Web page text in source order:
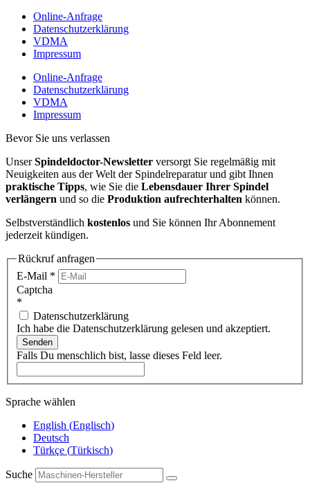
Online-Anfrage
Datenschutzerklärung
VDMA
Impressum
Online-Anfrage
Datenschutzerklärung
VDMA
Impressum
Bevor Sie uns verlassen
UnserSpindeldoctor-Newsletter versorgt Sie regelmäßig mit
Neuigkeiten aus der Welt der Spindelreparatur und gibt Ihnen
praktische Tipps, wie Sie die Lebensdauer Ihrer Spindel
verlängern und so die Produktion aufrechterhalten können.
Selbstverständlich kostenlos und Sie können Ihr Abonnement
jederzeit kündigen.
Rückruf anfragen
E-Mail *
Captcha
*
Datenschutzerklärung
Ich habe die Datenschutzerklärung gelesen und akzeptiert.
Senden
Falls Du menschlich bist, lasse dieses Feld leer.
Sprache wählen
English (Englisch)
Deutsch
Türkçe (Türkisch)
Suche